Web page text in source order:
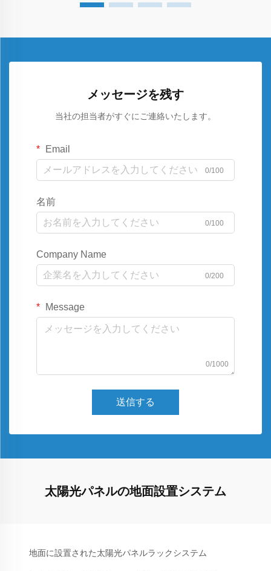
メッセージを残す
当社の担当者がすぐにご連絡いたします。
Email
0/100
名前
0/100
Company Name
0/200
Message
0/1000
送信する
太陽光パネルの地面設置システム
地面に設置された太陽光パネルラックシステム